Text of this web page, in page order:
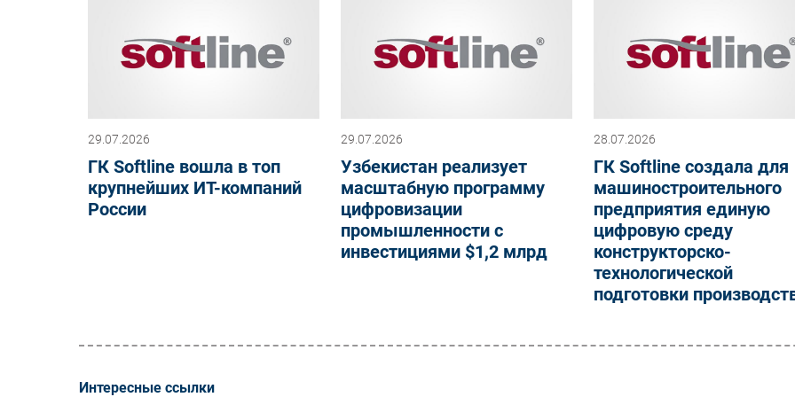
29.07.2026
ГК Softline вошла в топ
крупнейших ИТ-компаний
России
29.07.2026
Узбекистан реализует
масштабную программу
цифровизации
промышленности с
инвестициями $1,2 млрд
28.07.2026
ГК Softline создала для
машиностроительного
предприятия единую
цифровую среду
конструкторско-
технологической
подготовки
Интересные ссылки